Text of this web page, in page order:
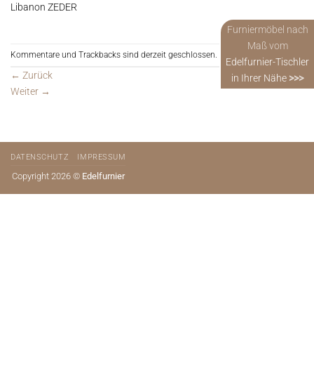
Libanon ZEDER
Kommentare und Trackbacks sind derzeit geschlossen.
← Zurück
Weiter →
DATENSCHUTZ IMPRESSUM
Copyright 2026 © Edelfurnier
Furniermöbel nach
Maß vom
Edelfurnier-Tischler
in Ihrer Nähe >>>